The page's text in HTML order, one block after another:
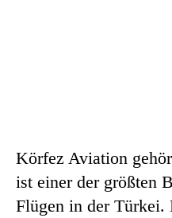
Körfez Aviation
ist einer der größten
Flügen in der